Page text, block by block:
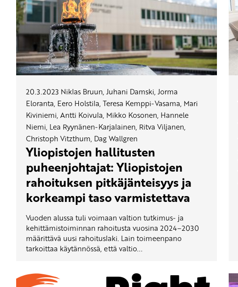
20.3.2023 Niklas Bruun, Juhani Damski, Jorma
Eloranta, Eero Holstila, Teresa Kemppi-Vasama, Mari
Kiviniemi, Antti Koivula, Mikko Kosonen, Hannele
Niemi, Lea Ryynänen-Karjalainen, Ritva Viljanen,
Christoph Vitzthum, Dag Wallgren
Yliopistojen hallitusten
puheenjohtajat: Yliopistojen
rahoituksen pitkäjänteisyys ja
korkeampi taso varmistettava
Vuoden alussa tuli voimaan valtion tutkimus- ja
kehittämistoiminnan rahoitusta vuosina 2024–2030
määrittävä uusi rahoituslaki. Lain toimeenpano
tarkoittaa käytännössä, että valtio...